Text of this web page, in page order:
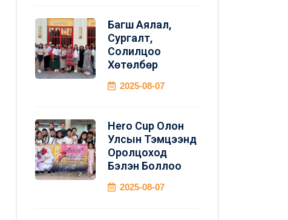
Багш Аялал,
Сургалт,
Солилцоо
Хөтөлбөр
2025-08-07
Hero Cup Олон
Улсын Тэмцээнд
Оролцоход
Бэлэн Боллоо
2025-08-07